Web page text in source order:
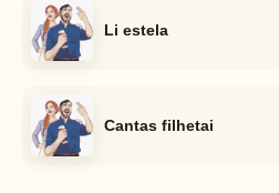
Li estela
Cantas filhetai